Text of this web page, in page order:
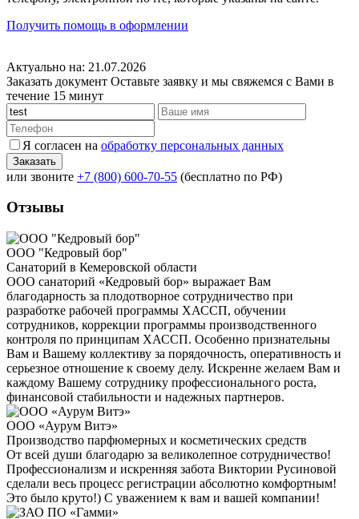
Получить помощь в оформлении
Актуально на: 21.07.2026
Заказать документ Оставьте заявку и мы свяжемся с Вами в
течение 15 минут
Я согласен на обработку персональных данных
или звоните +7 (800) 600-70-55 (бесплатно по РФ)
Отзывы
ООО "Кедровый бор"
Санаторий в Кемеровской области
ООО санаторий «Кедровый бор» выражает Вам
благодарность за плодотворное сотрудничество при
разработке рабочей программы ХАССП, обучении
сотрудников, коррекции программы производственного
контроля по принципам ХАССП. Особенно признательны
Вам и Вашему коллективу за порядочность, оперативность и
серьезное отношение к своему делу. Искренне желаем Вам и
каждому Вашему сотруднику профессионального роста,
финансовой стабильности и надежных партнеров.
ООО «Аурум Витэ»
Производство парфюмерных и косметических средств
От всей души благодарю за великолепное сотрудничество!
Профессионализм и искренняя забота Виктории Русиновой
сделали весь процесс регистрации абсолютно комфортным!
Это было круто!) С уважением к вам и вашей компании!